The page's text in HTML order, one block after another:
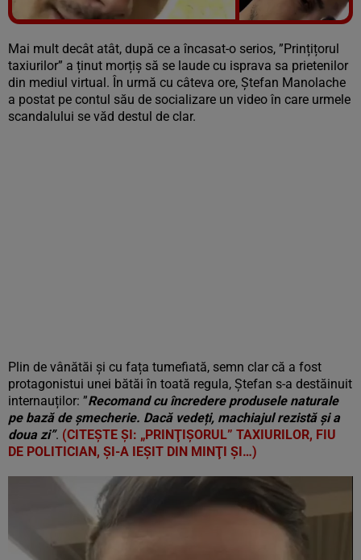
Vezi galeria foto
6 poze
Mai mult decât atât, după ce a încasat-o serios, ”Prințițorul
taxiurilor” a ținut morțiș să se laude cu isprava sa prietenilor
din mediul virtual. În urmă cu câteva ore, Ștefan Manolache
a postat pe contul său de socializare un video în care urmele
scandalului se văd destul de clar.
Plin de vânătăi și cu fața tumefiată, semn clar că a fost
protagonistui unei bătăi în toată regula, Ștefan s-a destăinuit
internauților: ”Recomand cu încredere produsele naturale
pe bază de șmecherie. Dacă vedeți, machiajul rezistă și a
doua zi”. (CITEȘTE ȘI: „PRINŢIŞORUL” TAXIURILOR, FIU
DE POLITICIAN, ŞI-A IEŞIT DIN MINŢI ŞI…)